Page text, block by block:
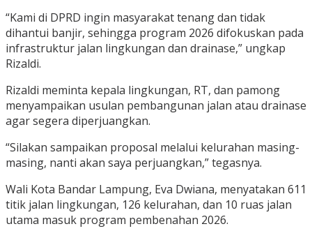
“Kami di DPRD ingin masyarakat tenang dan tidak
dihantui banjir, sehingga program 2026 difokuskan pada
infrastruktur jalan lingkungan dan drainase,” ungkap
Rizaldi.
Rizaldi meminta kepala lingkungan, RT, dan pamong
menyampaikan usulan pembangunan jalan atau drainase
agar segera diperjuangkan.
“Silakan sampaikan proposal melalui kelurahan masing-
masing, nanti akan saya perjuangkan,” tegasnya.
Wali Kota Bandar Lampung, Eva Dwiana, menyatakan 611
titik jalan lingkungan, 126 kelurahan, dan 10 ruas jalan
utama masuk program pembenahan 2026.